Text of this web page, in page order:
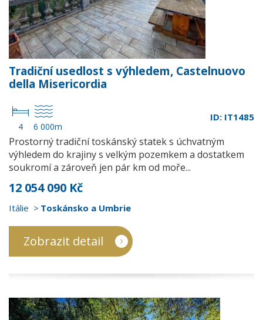
Tradiční usedlost s výhledem, Castelnuovo
della Misericordia
4 6 000m
ID: IT1485
Prostorný tradiční toskánský statek s úchvatným
výhledem do krajiny s velkým pozemkem a dostatkem
soukromí a zároveň jen pár km od moře...
12 054 090 Kč
Itálie Toskánsko a Umbrie
Zobrazit detail